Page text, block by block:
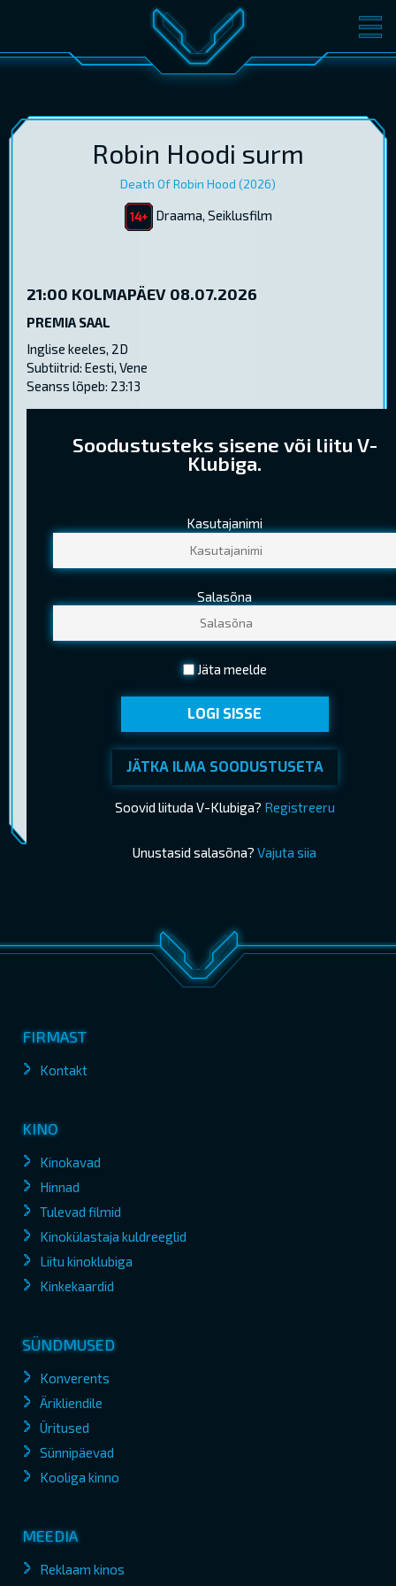
FILMID PILETID
KONVERENTS V-KLUBI
KINKEKAARDID
Robin Hoodi surm
Death Of Robin Hood (2026)
Draama, Seiklusfilm
21:00 KOLMAPÄEV 08.07.2026
PREMIA SAAL
Inglise keeles, 2D
Subtiitrid: Eesti, Vene
Seanss lõpeb: 23:13
Soodustusteks sisene või liitu V-
Klubiga.
Kasutajanimi
Salasõna
Jäta meelde
LOGI SISSE
JÄTKA ILMA SOODUSTUSETA
Soovid liituda V-Klubiga? Registreeru
Unustasid salasõna? Vajuta siia
PILETIHINNAD
Tavapilet 9,50 €
Noortepilet 6,70 €
(Kehtib EV pensionitunnistuse esitamisel)
Piletimüük lõppes 08.07.2026 21:00 OSTA PILETID
FIRMAST
Kontakt
KINO
Kinokavad
Hinnad
Tulevad filmid
Kinokülastaja kuldreeglid
Liitu kinoklubiga
Kinkekaardid
SÜNDMUSED
Konverents
Ärikliendile
Üritused
Sünnipäevad
Kooliga kinno
MEEDIA
Reklaam kinos